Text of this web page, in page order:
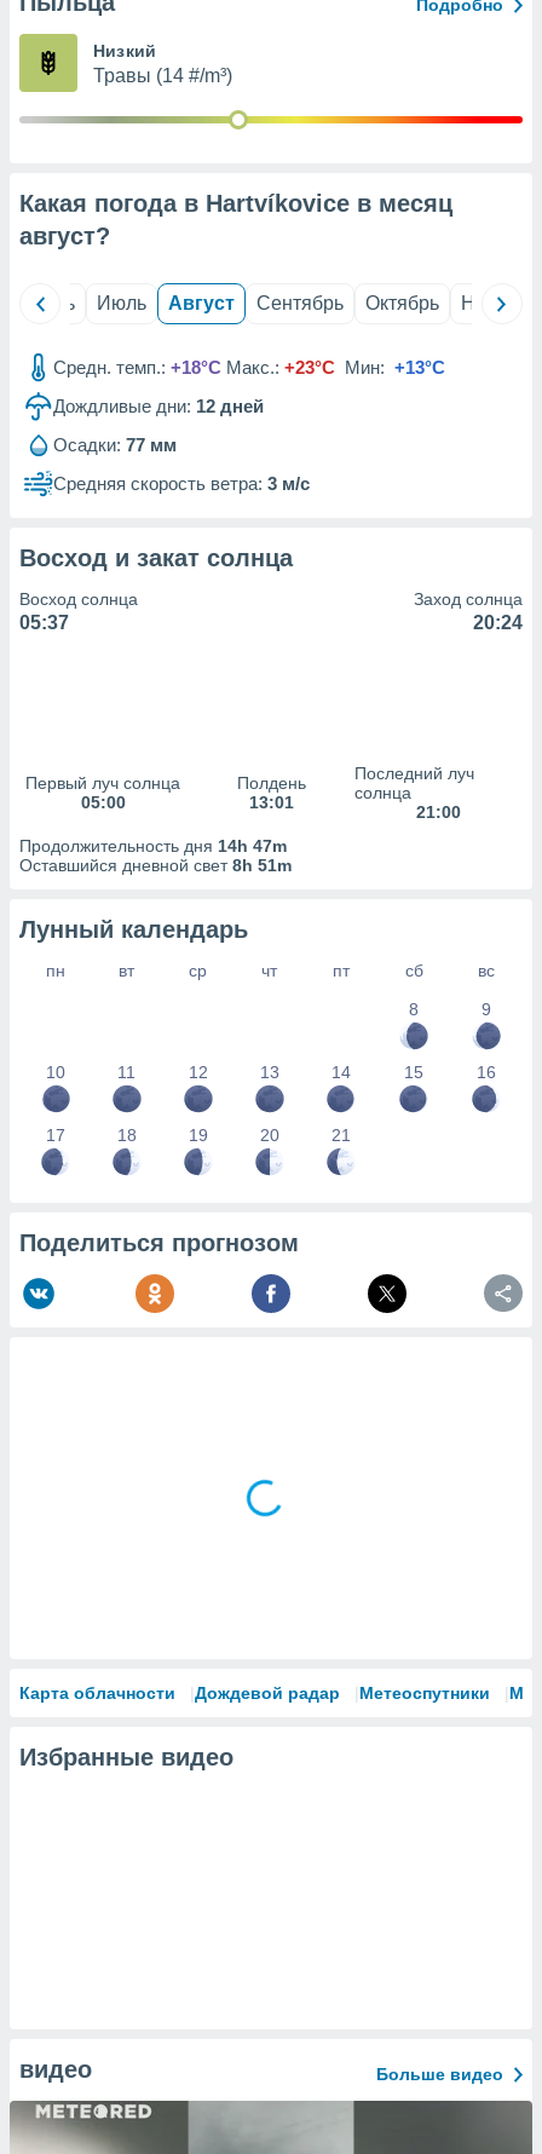
из
рекламы
сведения
Подробно
Низкий
Травы (14 #/m³)
Какая погода в Hartvíkovice в месяц
август?
Июнь Июль Август Сентябрь Октябрь Ноябрь
Средн. темп.: +18°C Макс.: +23°C Мин: +13°C
Дождливые дни: 12 дней
Осадки: 77 мм
Средняя скорость ветра: 3 м/с
Восход и закат солнца
Восход солнца
05:37
Заход солнца
20:24
Первый луч солнца
05:00
Полдень
13:01
Последний луч
солнца
21:00
Продолжительность дня 14h 47m
Оставшийся дневной свет8h 51m
Лунный календарь
пн вт ср чт пт сб
вс
8
9
10 11 12 13 14 15 16
17 18 19 20 21
Поделиться прогнозом
Карта облачности Дождевой радар Метеоспутники
Избранные видео
видео Больше видео